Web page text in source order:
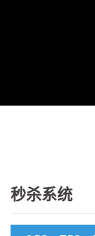
秒杀系统